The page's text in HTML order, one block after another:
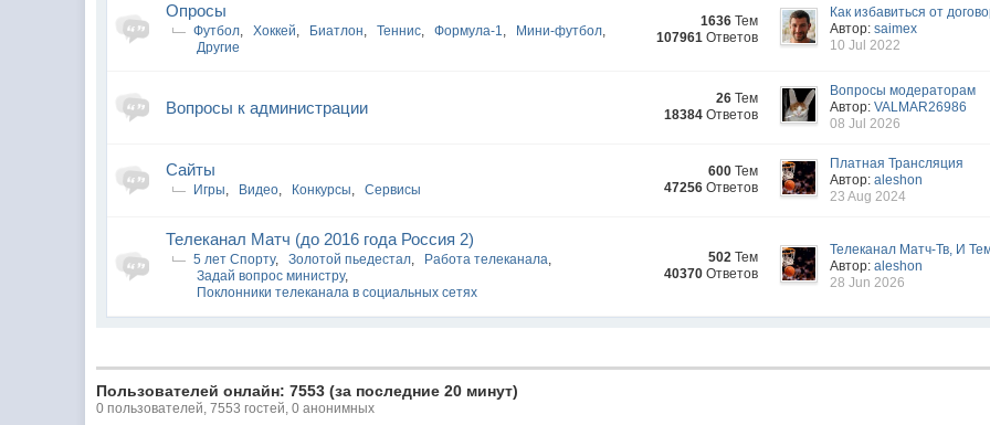
Опросы
Футбол, Хоккей, Биатлон, Теннис, Формула-1, Мини-футбол,
Другие
1636 Тем
107961 Ответов
Как избавиться от
Автор:saimex
10 Jul 2022
Вопросы к администрации 26 Тем
18384 Ответов
Вопросы модераторам
Автор:VALMAR26986
08 Jul 2026
Сайты
Игры, Видео, Конкурсы, Сервисы
600 Тем
47256 Ответов
Платная Трансляция
Автор:aleshon
23 Aug 2024
Телеканал Матч (до 2016 года Россия 2)
5 лет Спорту, Золотой пьедестал, Работа телеканала,
Задай вопрос министру,
Поклонники телеканала в социальных сетях
502 Тем
40370 Ответов
Телеканал Матч-Тв, И
Автор:aleshon
28 Jun 2026
Пользователей онлайн: 7553 (за последние 20 минут)
0 пользователей, 7553 гостей, 0 анонимных